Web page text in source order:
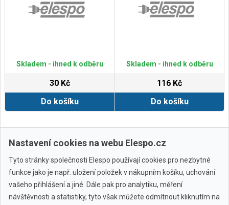
Skladem - ihned k odběru
30 Kč
Do košíku
Skladem - ihned k odběru
116 Kč
Do košíku
Zobrazit další
Nastavení cookies na webu Elespo.cz
Tyto stránky společnosti Elespo používají cookies pro nezbytné
funkce jako je např. uložení položek v nákupním košíku, uchování
vašeho přihlášení a jiné. Dále pak pro analytiku, měření
návštěvnosti a statistiky, tyto však můžete odmítnout kliknutím na